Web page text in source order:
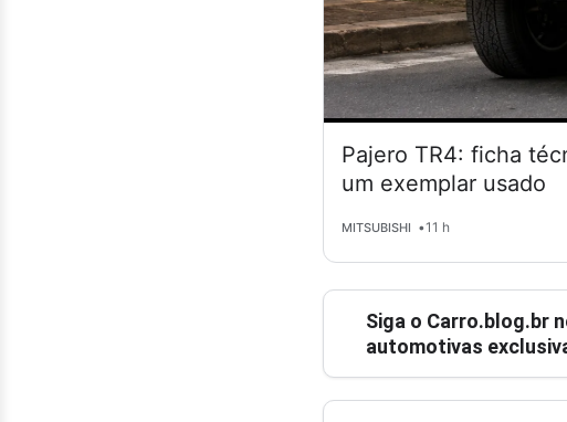
Pajero TR4: ficha
um exemplar usado
MITSUBISHI •11 h
Siga o Carro.blog.br
automotivas